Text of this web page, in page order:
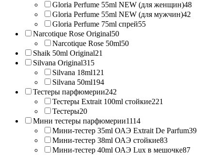
Gloria Perfume 55ml NEW (для женщин)48
Gloria Perfume 55ml NEW (для мужчин)42
Gloria Perfume 75ml спрей55
Narcotique Rose Original50
Narcotique Rose 50ml50
Shaik 50ml Original21
Silvana Original315
Silvana 18ml121
Silvana 50ml194
Тестеры парфюмерии242
Тестеры Extrait 100ml стойкие221
Тестеры20
Мини тестеры парфюмерии1114
Мини-тестер 35ml ОАЭ Extrait De Parfum39
Мини-тестер 38ml ОАЭ стойкие83
Мини-тестер 40ml ОАЭ Lux в мешочке87